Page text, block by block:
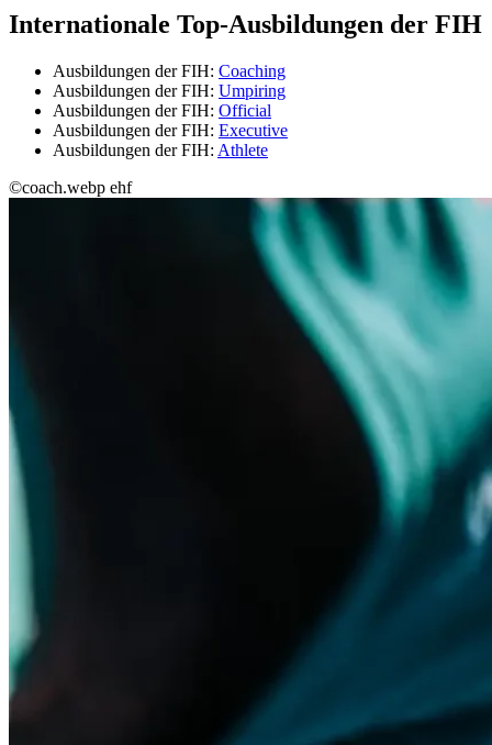
Internationale Top-Ausbildungen der FIH
Ausbildungen der FIH: Coaching
Ausbildungen der FIH: Umpiring
Ausbildungen der FIH: Official
Ausbildungen der FIH: Executive
Ausbildungen der FIH: Athlete
©coach.webp ehf